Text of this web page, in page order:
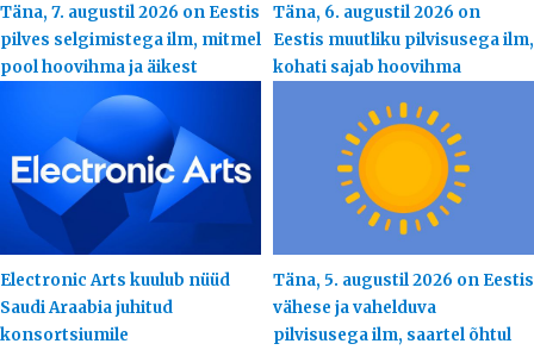
Täna, 7. augustil 2026 on Eestis
pilves selgimistega ilm, mitmel
pool hoovihma ja äikest
Täna, 6. augustil 2026 on
Eestis muutliku pilvisusega ilm,
kohati sajab hoovihma
Electronic Arts kuulub nüüd
Saudi Araabia juhitud
konsortsiumile
Täna, 5. augustil 2026 on Eestis
vähese ja vahelduva
pilvisusega ilm, saartel õhtul